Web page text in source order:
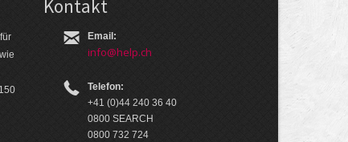
Kontakt
Email:
info@help.ch
Telefon:
+41 (0)44 240 36 40
0800 SEARCH
0800 732 724